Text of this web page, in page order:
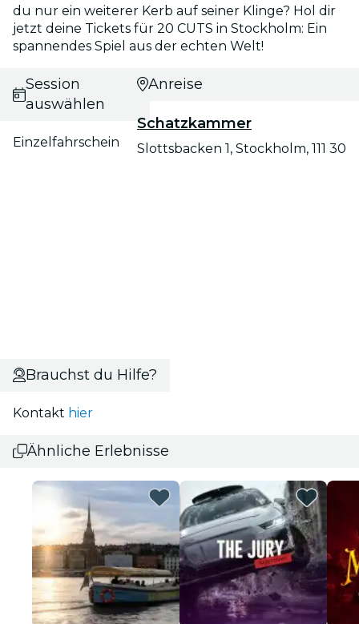
du nur ein weiterer Kerb auf seiner Klinge? Hol dir
jetzt deine Tickets für 20 CUTS in Stockholm: Ein
spannendes Spiel aus der echten Welt!
Session
auswählen
Einzelfahrschein
Anreise
Schatzkammer
Slottsbacken 1, Stockholm, 111 30
Brauchst du Hilfe?
Kontakt hier
Ähnliche Erlebnisse